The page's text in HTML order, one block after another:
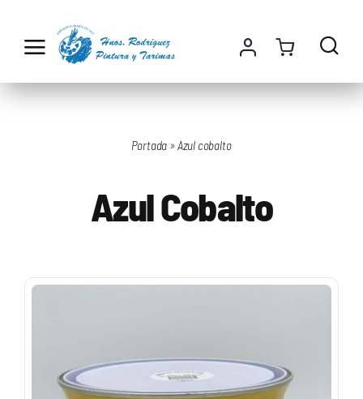
contenido
Portada »Azul cobalto
Azul Cobalto